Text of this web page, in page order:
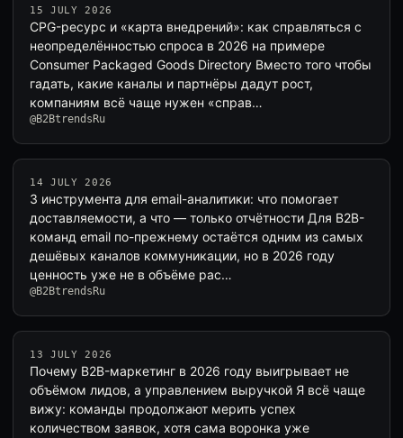
15 JULY 2026
CPG-ресурс и «карта внедрений»: как справляться с
неопределённостью спроса в 2026 на примере
Consumer Packaged Goods Directory Вместо того чтобы
гадать, какие каналы и партнёры дадут рост,
компаниям всё чаще нужен «справ…
@B2BtrendsRu
14 JULY 2026
3 инструмента для email-аналитики: что помогает
доставляемости, а что — только отчётности Для B2B-
команд email по-прежнему остаётся одним из самых
дешёвых каналов коммуникации, но в 2026 году
ценность уже не в объёме рас…
@B2BtrendsRu
13 JULY 2026
Почему B2B-маркетинг в 2026 году выигрывает не
объёмом лидов, а управлением выручкой Я всё чаще
вижу: команды продолжают мерить успех
количеством заявок, хотя сама воронка уже